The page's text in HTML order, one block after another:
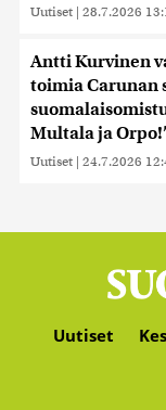
Uutiset | 28.7.2026
Antti Kurvinen
toimia Carunan
Multala ja
Uutiset | 24.7.2026
Uutiset